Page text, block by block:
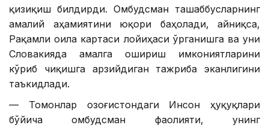
қизиқиш билдирди. Омбудсман ташаббусларнинг
амалий аҳамиятини юқори баҳолади, айниқса,
Рақамли оила картаси лойиҳаси ўрганишга ва уни
Словакияда амалга ошириш имкониятларини
кўриб чиқишга арзийдиган тажриба эканлигини
таъкидлади.
— Томонлар Қозоғистондаги Инсон ҳуқуқлари
бўйича омбудсман фаолияти, унинг